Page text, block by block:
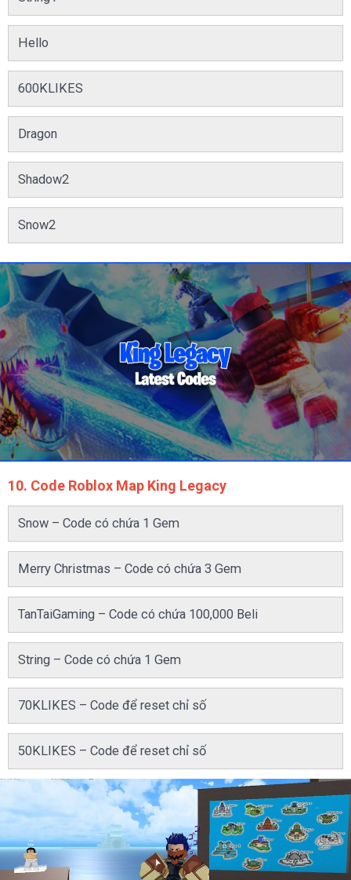
Hello
600KLIKES
Dragon
Shadow2
Snow2
10. Code Roblox Map King Legacy
Snow – Code có chứa 1 Gem
Merry Christmas – Code có chứa 3 Gem
TanTaiGaming – Code có chứa 100,000 Beli
String – Code có chứa 1 Gem
70KLIKES – Code để reset chỉ số
50KLIKES – Code để reset chỉ số